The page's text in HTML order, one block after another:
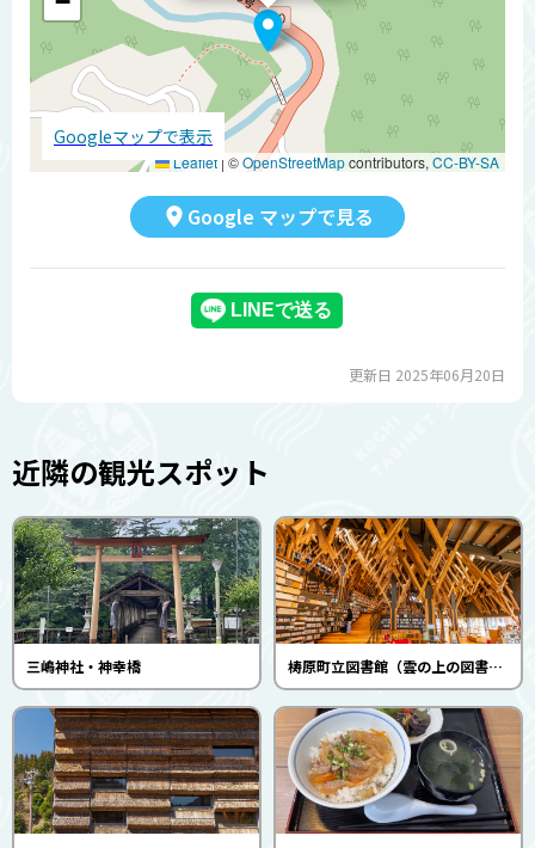
Leaflet | ©OpenStreetMapcontributors, CC-BY-SA
Googleマップで表示
Google マップで見る
更新日 2025年06月20日
近隣の観光スポット
三嶋神社・神幸橋 梼原町立図書館（雲の上の図書館）